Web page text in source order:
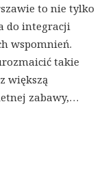
to nie tylko
do integracji
wspomnień.
takie
większą
zabawy,…